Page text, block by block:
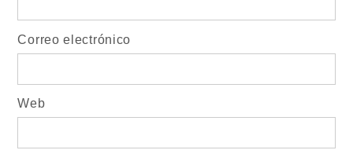
Correo electrónico
Web